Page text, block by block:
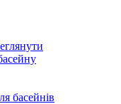
басейнів